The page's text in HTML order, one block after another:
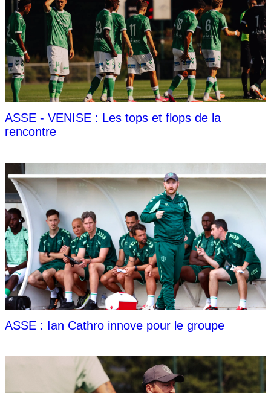
ASSE - VENISE : Les tops et flops de la
rencontre
ASSE : Ian Cathro innove pour le groupe